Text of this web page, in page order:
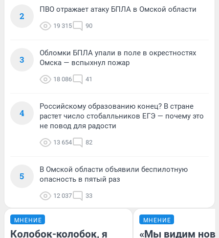
2
ПВО отражает атаку БПЛА в Омской области
19 315 90
3
Обломки БПЛА упали в поле в окрестностях
Омска — вспыхнул пожар
18 086 41
4
Российскому образованию конец? В стране
растет число стобалльников ЕГЭ — почему это
не повод для радости
13 654 82
5
В Омской области объявили беспилотную
опасность в пятый раз
12 037 33
МНЕНИЕ
Колобок-колобок, я
МНЕНИЕ
«Мы видим